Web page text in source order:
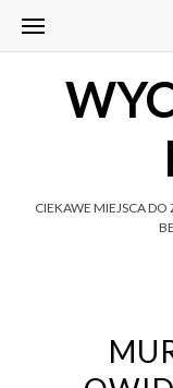
CIEKAWE MIEJSCA